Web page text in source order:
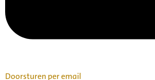
Doorsturen per email